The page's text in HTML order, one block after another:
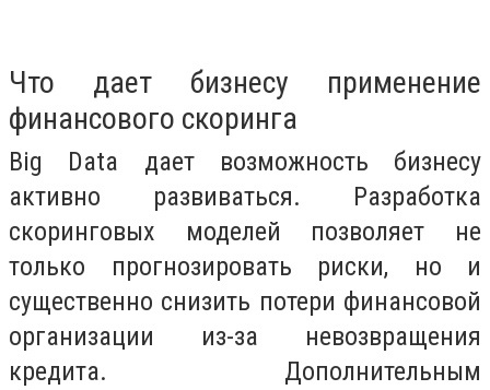
Что дает бизнесу применение
финансового скоринга
Big Data дает возможность бизнесу
активно развиваться. Разработка
скоринговых моделей позволяет не
только прогнозировать риски, но и
существенно снизить потери финансовой
организации из-за невозвращения
кредита. Дополнительным